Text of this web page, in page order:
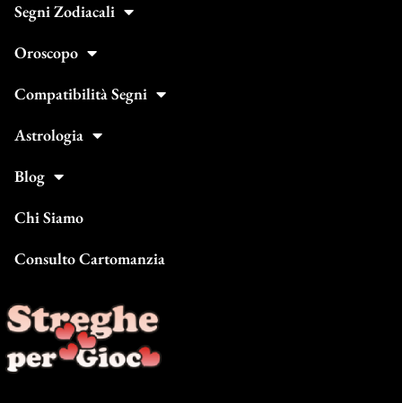
Segni Zodiacali
Oroscopo
Compatibilità Segni
Astrologia
Blog
Chi Siamo
Consulto Cartomanzia